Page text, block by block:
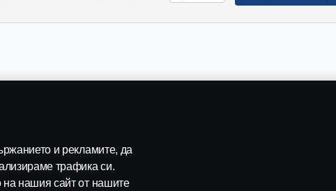
и рекламите, да
трафика си.
нашия сайт от нашите